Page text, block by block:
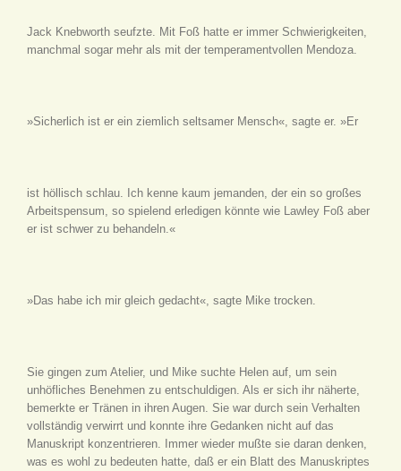
Jack Knebworth seufzte. Mit Foß hatte er immer Schwierigkeiten,
manchmal sogar mehr als mit der temperamentvollen Mendoza.
»Sicherlich ist er ein ziemlich seltsamer Mensch«, sagte er. »Er
ist höllisch schlau. Ich kenne kaum jemanden, der ein so großes
Arbeitspensum, so spielend erledigen könnte wie Lawley Foß aber
er ist schwer zu behandeln.«
»Das habe ich mir gleich gedacht«, sagte Mike trocken.
Sie gingen zum Atelier, und Mike suchte Helen auf, um sein
unhöfliches Benehmen zu entschuldigen. Als er sich ihr näherte,
bemerkte er Tränen in ihren Augen. Sie war durch sein Verhalten
vollständig verwirrt und konnte ihre Gedanken nicht auf das
Manuskript konzentrieren. Immer wieder mußte sie daran denken,
was es wohl zu bedeuten hatte, daß er ein Blatt des Manuskriptes